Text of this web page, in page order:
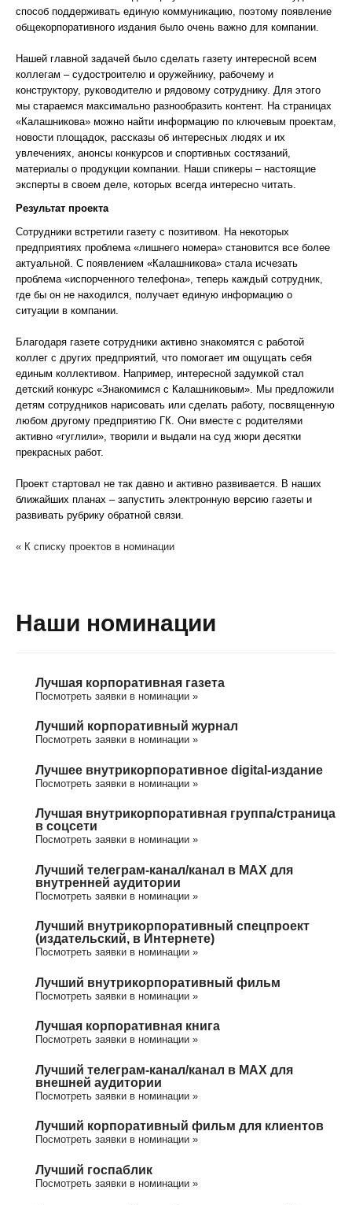
способ поддерживать единую коммуникацию, поэтому появление
общекорпоративного издания было очень важно для компании.
Нашей главной задачей было сделать газету интересной всем
коллегам – судостроителю и оружейнику, рабочему и
конструктору, руководителю и рядовому сотруднику. Для этого
мы стараемся максимально разнообразить контент. На страницах
«Калашникова» можно найти информацию по ключевым проектам,
новости площадок, рассказы об интересных людях и их
увлечениях, анонсы конкурсов и спортивных состязаний,
материалы о продукции компании. Наши спикеры – настоящие
эксперты в своем деле, которых всегда интересно читать.
Результат проекта
Сотрудники встретили газету с позитивом. На некоторых
предприятиях проблема «лишнего номера» становится все более
актуальной. С появлением «Калашникова» стала исчезать
проблема «испорченного телефона», теперь каждый сотрудник,
где бы он не находился, получает единую информацию о
ситуации в компании.
Благодаря газете сотрудники активно знакомятся с работой
коллег с других предприятий, что помогает им ощущать себя
единым коллективом. Например, интересной задумкой стал
детский конкурс «Знакомимся с Калашниковым». Мы предложили
детям сотрудников нарисовать или сделать работу, посвященную
любом другому предприятию ГК. Они вместе с родителями
активно «гуглили», творили и выдали на суд жюри десятки
прекрасных работ.
Проект стартовал не так давно и активно развивается. В наших
ближайших планах – запустить электронную версию газеты и
развивать рубрику обратной связи.
« К списку проектов в номинации
Наши номинации
Лучшая корпоративная газета
Посмотреть заявки в номинации »
Лучший корпоративный журнал
Посмотреть заявки в номинации »
Лучшее внутрикорпоративное digital-издание
Посмотреть заявки в номинации »
Лучшая внутрикорпоративная группа/cтраница
в соцсети
Посмотреть заявки в номинации »
Лучший телеграм-канал/канал в МАХ для
внутренней аудитории
Посмотреть заявки в номинации »
Лучший внутрикорпоративный спецпроект
(издательский, в Интернете)
Посмотреть заявки в номинации »
Лучший внутрикорпоративный фильм
Посмотреть заявки в номинации »
Лучшая корпоративная книга
Посмотреть заявки в номинации »
Лучший телеграм-канал/канал в МАХ для
внешней аудитории
Посмотреть заявки в номинации »
Лучший корпоративный фильм для клиентов
Посмотреть заявки в номинации »
Лучший госпаблик
Посмотреть заявки в номинации »